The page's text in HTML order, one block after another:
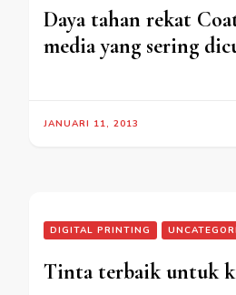
Daya tahan rekat
media yang sering
JANUARI 11, 2013
DIGITAL PRINTING
Tinta terbaik untuk